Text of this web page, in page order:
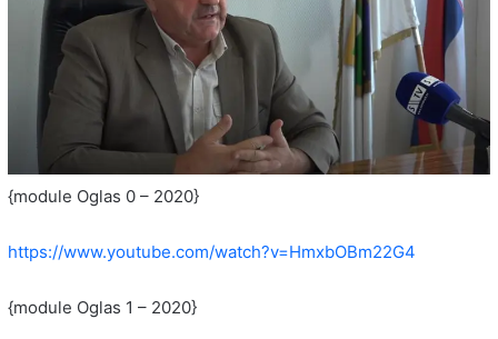
{module Oglas 0 – 2020}
https://www.youtube.com/watch?v=HmxbOBm22G4
{module Oglas 1 – 2020}